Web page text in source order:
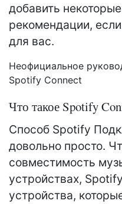
добавить
рекомендации,
для вас.
Неофициальное
Spotify Connect
Что такое Spotify
Способ Spotify
довольно просто.
совместимость
устройствах,
устройства,